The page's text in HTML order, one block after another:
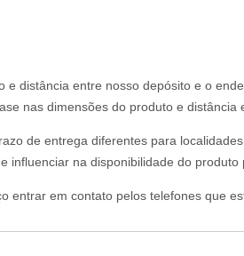
distância entre nosso depósito e o
nas dimensões do produto e
de entrega diferentes para
na disponibilidade do
entrar em contato pelos telefones que